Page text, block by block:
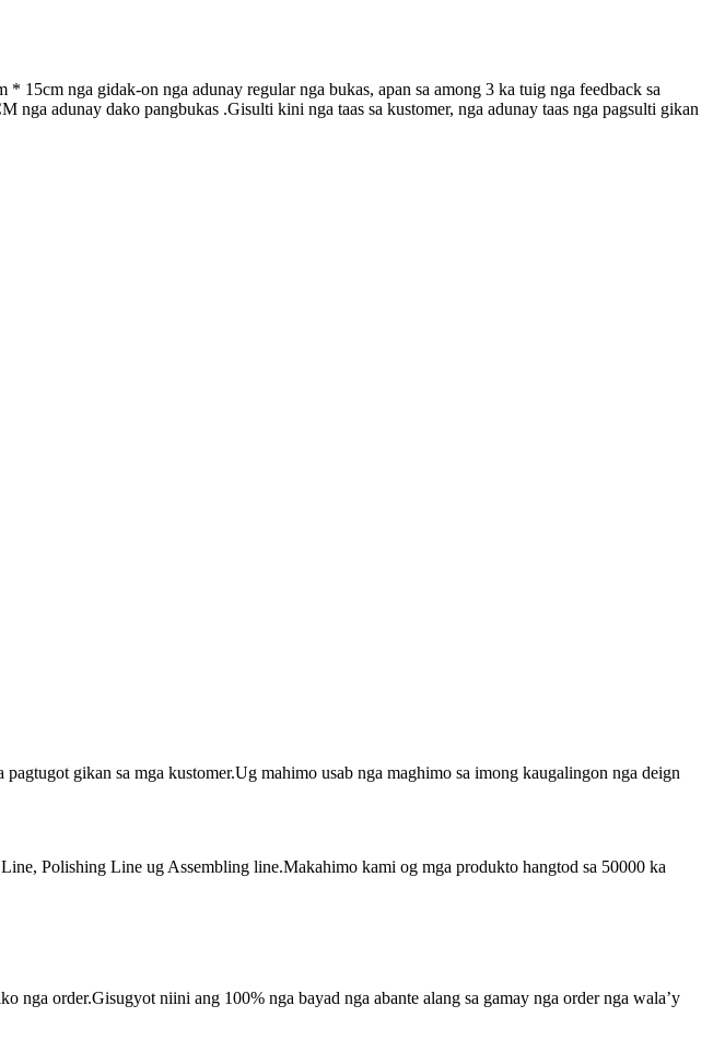
15cm nga gidak-on nga adunay regular nga bukas, apan sa among 3 ka tuig nga feedback sa
adunay dako pangbukas .Gisulti kini nga taas sa kustomer, nga adunay taas nga pagsulti gikan
gikan sa mga kustomer.Ug mahimo usab nga maghimo sa imong kaugalingon nga deign
Polishing Line ug Assembling line.Makahimo kami og mga produkto hangtod sa 50000 ka
nga order.Gisugyot niini ang 100% nga bayad nga abante alang sa gamay nga order nga wala’y